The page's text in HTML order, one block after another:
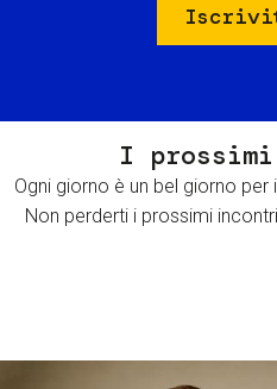
I
Ogni giorno è un bel giorno
Non perderti i prossimi